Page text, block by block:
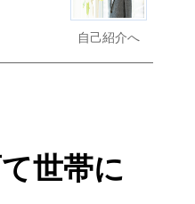
自己紹介へ
世帯に